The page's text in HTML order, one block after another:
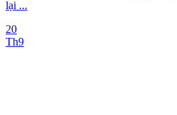
lại ...
20
Th9